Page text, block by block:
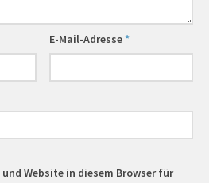
E-Mail-Adresse*
und Website in diesem Browser für